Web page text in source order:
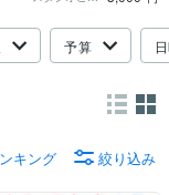
予算
キング 絞り込み